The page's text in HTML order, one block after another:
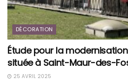
DÉCORATION
Étude pour la
située à Saint-Maur-des-
25 AVRIL 2025